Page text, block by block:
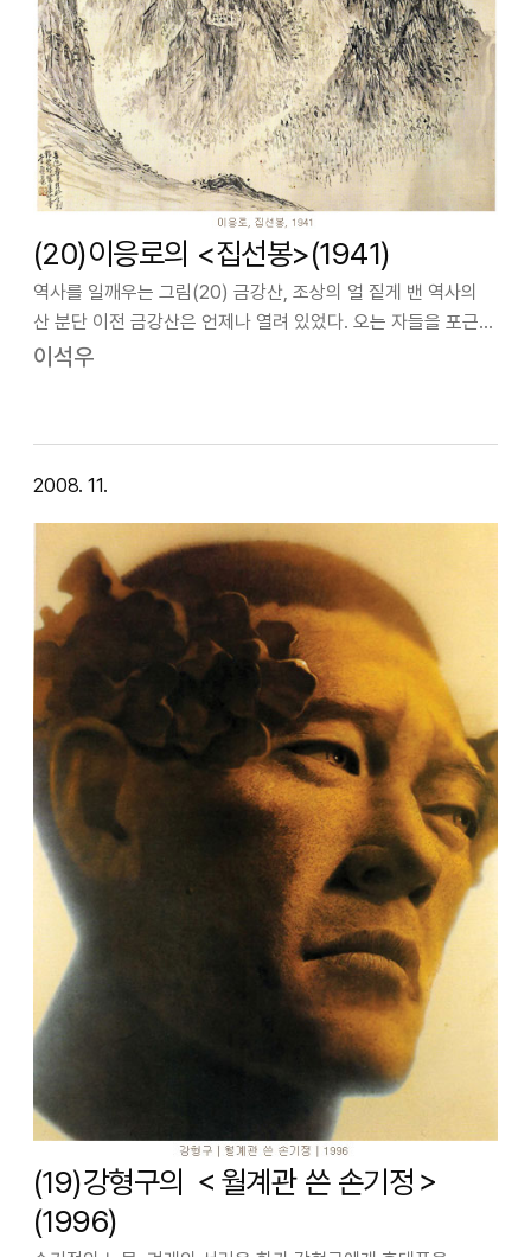
(20)이응로의 <집선봉>(1941)
역사를 일깨우는 그림(20) 금강산, 조상의 얼 짙게 밴 역사의
산 분단 이전 금강산은 언제나 열려 있었다. 오는 자들을 포근히
받아들이고 안식시키며 정신을 새롭게 하여 세상에 토해 냈다.
이석우
2008. 11.
(19)강형구의 ＜월계관 쓴 손기정＞
(1996)